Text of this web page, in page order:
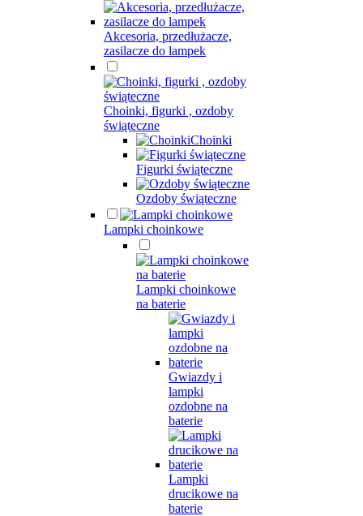
Akcesoria, przedłużacze,
zasilacze do lampek
Choinki, figurki , ozdoby
świąteczne
Choinki
Figurki świąteczne
Ozdoby świąteczne
Lampki choinkowe
Lampki choinkowe
na baterie
Gwiazdy i
lampki
ozdobne na
baterie
Lampki
drucikowe na
baterie